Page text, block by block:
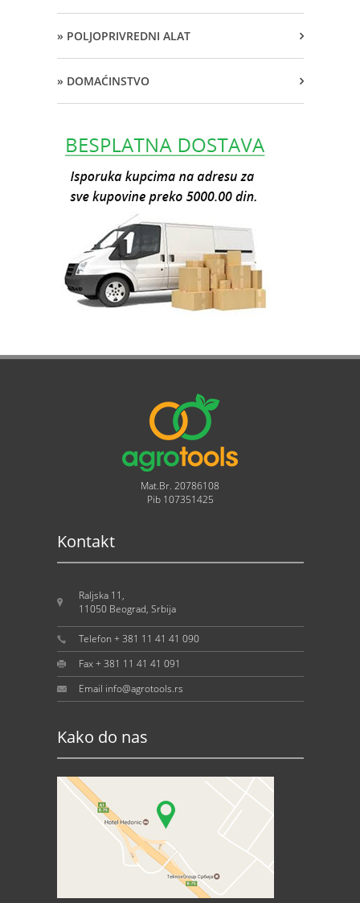
» POLJOPRIVREDNI ALAT
» DOMAĆINSTVO
Mat.Br. 20786108
Pib 107351425
Kontakt
Raljska 11,
11050 Beograd, Srbija
Telefon + 381 11 41 41 090
Fax + 381 11 41 41 091
Email info@agrotools.rs
Kako do nas